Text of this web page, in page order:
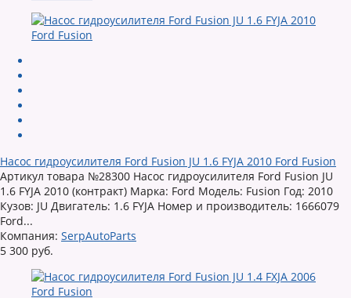
Насос гидроусилителя Ford Fusion JU 1.6 FYJA 2010 Ford Fusion
Артикул товара №28300 Насос гидроусилителя Ford Fusion JU
1.6 FYJA 2010 (контракт) Марка: Ford Модель: Fusion Год: 2010
Кузов: JU Двигатель: 1.6 FYJA Номер и производитель: 1666079
Ford...
Компания: SerpAutoParts
5 300 руб.